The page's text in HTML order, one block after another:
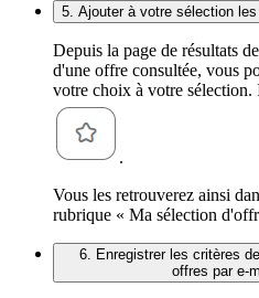
5. Ajouter à votre sélection
Depuis la page de résultats
d'une offre consultée, vous
votre choix à votre
.
Vous les retrouverez ainsi
rubrique « Ma sélection
6. Enregistrer les critères
offres par e-